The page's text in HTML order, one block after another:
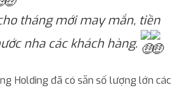
tháng mới may mắn, tiền
nha các khách hàng.
Holding đã có sẵn số lượng lớn các